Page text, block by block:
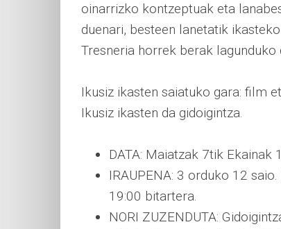
oinarrizko kontzeptuak eta
duenari, besteen lanetatik
Tresneria horrek berak
Ikusiz ikasten saiatuko gara: film
Ikusiz ikasten da gidoigintza.
DATA: Maiatzak 7tik Ekainak
IRAUPENA: 3 orduko 12
19:00 bitartera.
NORI ZUZENDUTA: